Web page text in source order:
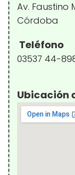
Av. Faustino
Córdoba
Teléfono
03537 44-
Ubicación